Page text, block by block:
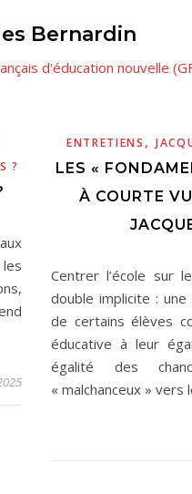
Bernardin
d'éducation nouvelle
?
ENTRETIENS ,
LES «
À COURTE
Centrer l’école sur
double implicite :
de certains élèves
éducative à leur
égalité des
« malchanceux » vers